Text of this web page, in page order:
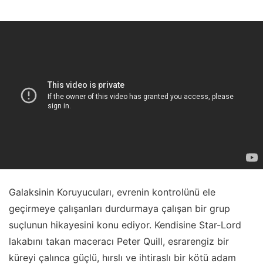
Galaksinin Koruyucuları, evrenin kontrolünü ele
geçirmeye çalışanları durdurmaya çalışan bir grup
suçlunun hikayesini konu ediyor. Kendisine Star-Lord
lakabını takan maceracı Peter Quill, esrarengiz bir
küreyi çalınca güçlü, hırslı ve ihtiraslı bir kötü adam